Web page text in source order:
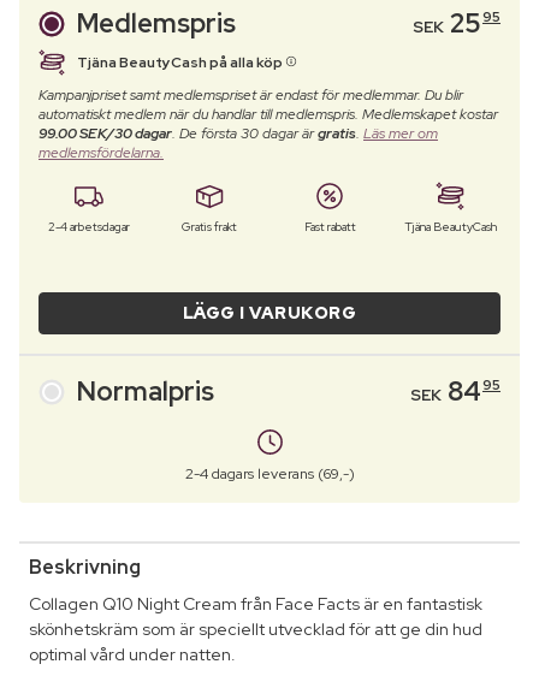
Medlemspris SEK 2595
Tjäna BeautyCash på alla köp
Kampanjpriset samt medlemspriset är endast för medlemmar. Du blir
automatiskt medlem när du handlar till medlemspris. Medlemskapet kostar
99.00 SEK/30 dagar. De första 30 dagar ärgratis. Läs mer om
medlemsfördelarna.
2-4 arbetsdagar Gratis frakt Fast rabatt Tjäna BeautyCash
LÄGG I VARUKORG
Normalpris SEK 8495
2-4 dagars leverans (69,-)
Beskrivning
Collagen Q10 Night Cream från Face Facts är en fantastisk
skönhetskräm som är speciellt utvecklad för att ge din hud
optimal vård under natten.